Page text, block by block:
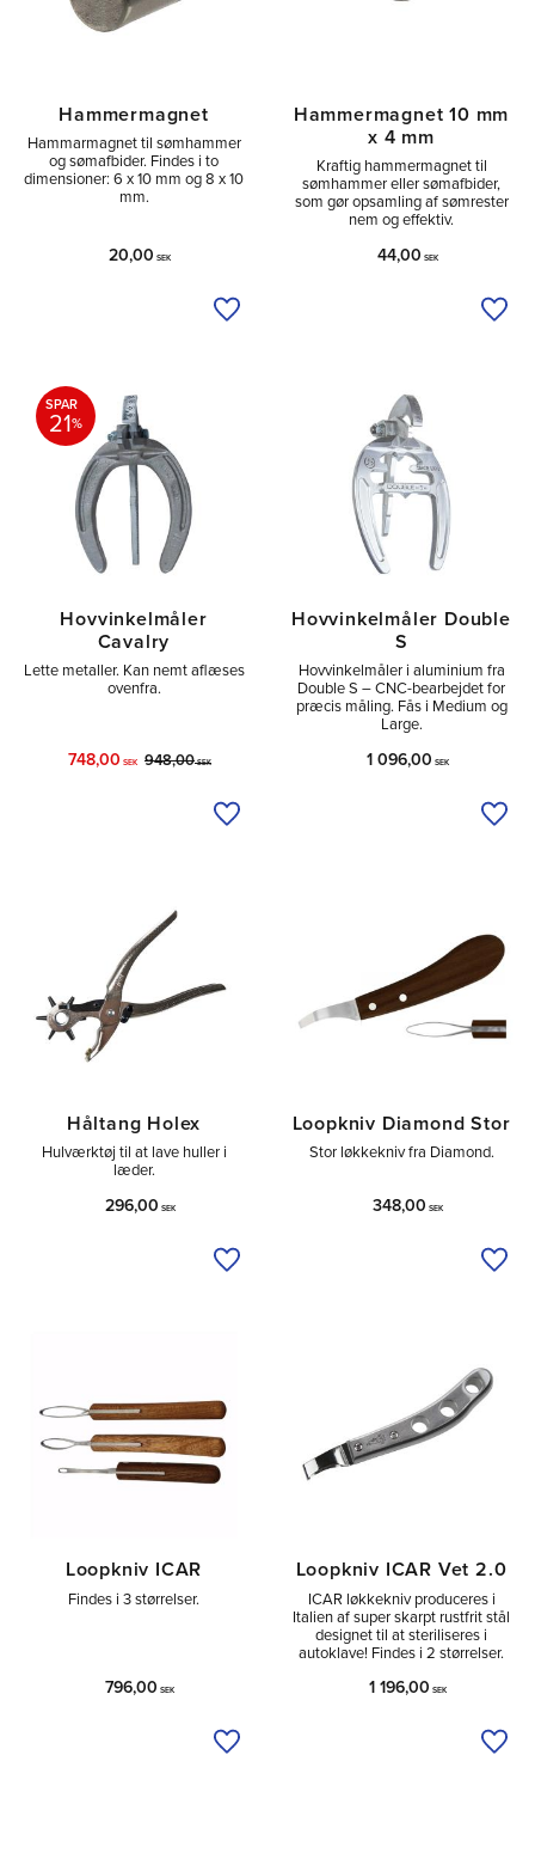
Hammermagnet
Hammarmagnet til sømhammer
og sømafbider. Findes i to
dimensioner: 6 x 10 mm og 8 x 10
mm.
20,00 SEK
Tilføj til ønskeliste
Hammermagnet 10 mm
x 4 mm
Kraftig hammermagnet til
sømhammer eller sømafbider,
som gør opsamling af sømrester
nem og effektiv.
44,00 SEK
Hovvinkelmåler
Cavalry
Lette metaller. Kan nemt aflæses
ovenfra.
748,00 SEK 948,00SEK
SPAR
21%
Tilføj til ønskeliste
Hovvinkelmåler Double
S
Hovvinkelmåler i aluminium fra
Double S – CNC-bearbejdet for
præcis måling. Fås i Medium og
Large.
1 096,00 SEK
Håltang Holex
Hulværktøj til at lave huller i
læder.
296,00 SEK
Tilføj til ønskeliste
Loopkniv Diamond Stor
Stor løkkekniv fra Diamond.
348,00 SEK
Loopkniv ICAR
Findes i 3 størrelser.
796,00 SEK
Tilføj til ønskeliste
Loopkniv ICAR Vet 2.0
ICAR løkkekniv produceres i
Italien af super skarpt rustfrit stål
designet til at steriliseres i
autoklave! Findes i 2 størrelser.
1 196,00 SEK